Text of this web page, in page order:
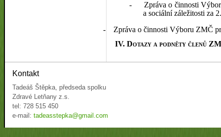
-
Zpráva o činnosti
a sociální záležitosti za
-
Zpráva o činnosti Výboru ZMČ
IV. Dotazy a podněty členů
Kontakt
Tadeáš Štěpka, předseda spolku
Zdravé Letňany z.s.
tel: 728 515 450
e-mail: tadeasstepka@gmail.com